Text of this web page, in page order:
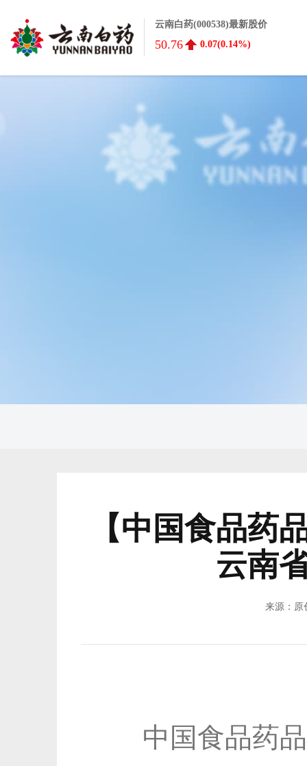
云南白药(000538)最新股价
50.76 0.07(0.14%)
【中国食品药
云南
来源：
中国食品药品